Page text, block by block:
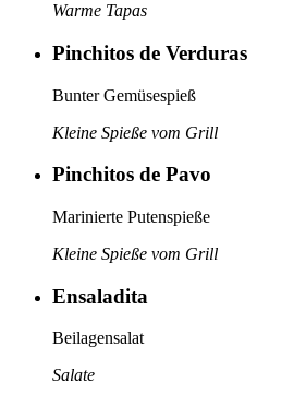
Warme Tapas
Pinchitos de Verduras
Bunter Gemüsespieß
Kleine Spieße vom Grill
Pinchitos de Pavo
Marinierte Putenspieße
Kleine Spieße vom Grill
Ensaladita
Beilagensalat
Salate